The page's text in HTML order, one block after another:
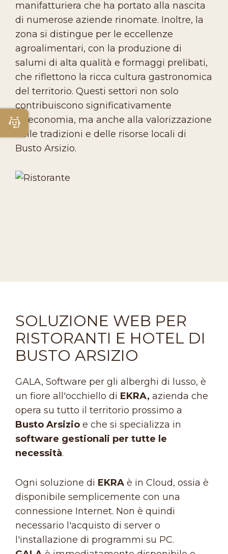
manifatturiera che ha portato alla nascita
di numerose aziende rinomate. Inoltre, la
zona si distingue per le eccellenze
agroalimentari, con la produzione di
salumi di alta qualità e formaggi prelibati,
che riflettono la ricca cultura gastronomica
del territorio. Questi settori non solo
contribuiscono significativamente
all'economia, ma anche alla valorizzazione
delle tradizioni e delle risorse locali di
Busto Arsizio.
SOLUZIONE WEB PER
RISTORANTI E HOTEL DI
BUSTO ARSIZIO
GALA, Software per gli alberghi di lusso, è
un fiore all'occhiello di EKRA, azienda che
opera su tutto il territorio prossimo a
Busto Arsizio e che si specializza in
software gestionali per tutte le
necessità.
Ogni soluzione di EKRA è in Cloud, ossia è
disponibile semplicemente con una
connessione Internet. Non è quindi
necessario l'acquisto di server o
l'installazione di programmi su PC.
Apri Chatbot